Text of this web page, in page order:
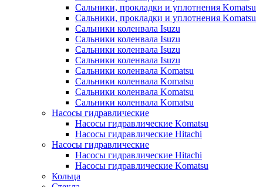
Сальники, прокладки и уплотнения Komatsu
Сальники, прокладки и уплотнения Komatsu
Сальники коленвала Isuzu
Сальники коленвала Isuzu
Сальники коленвала Isuzu
Сальники коленвала Isuzu
Сальники коленвала Komatsu
Сальники коленвала Komatsu
Сальники коленвала Komatsu
Сальники коленвала Komatsu
Насосы гидравлические
Насосы гидравлические Komatsu
Насосы гидравлические Hitachi
Насосы гидравлические
Насосы гидравлические Hitachi
Насосы гидравлические Komatsu
Кольца